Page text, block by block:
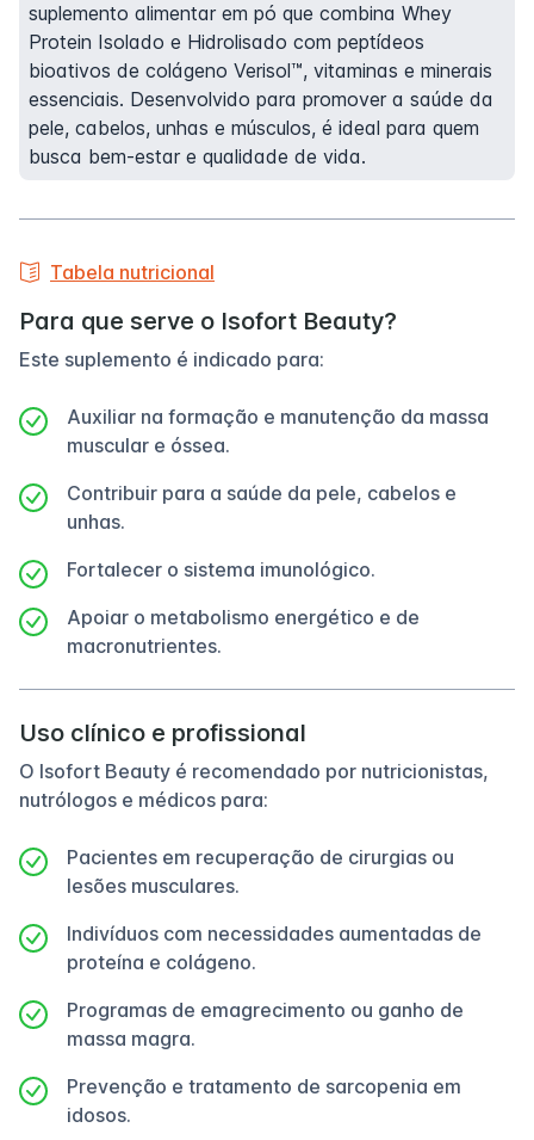
suplemento alimentar em pó que combina Whey
Protein Isolado e Hidrolisado com peptídeos
bioativos de colágeno Verisol™, vitaminas e minerais
essenciais. Desenvolvido para promover a saúde da
pele, cabelos, unhas e músculos, é ideal para quem
busca bem-estar e qualidade de vida.
Tabela nutricional
Para que serve o Isofort Beauty?
Este suplemento é indicado para:
Auxiliar na formação e manutenção da massa
muscular e óssea.
Contribuir para a saúde da pele, cabelos e
unhas.
Fortalecer o sistema imunológico.
Apoiar o metabolismo energético e de
macronutrientes.
Uso clínico e profissional
O Isofort Beauty é recomendado por nutricionistas,
nutrólogos e médicos para:
Pacientes em recuperação de cirurgias ou
lesões musculares.
Indivíduos com necessidades aumentadas de
proteína e colágeno.
Programas de emagrecimento ou ganho de
massa magra.
Prevenção e tratamento de sarcopenia em
idosos.